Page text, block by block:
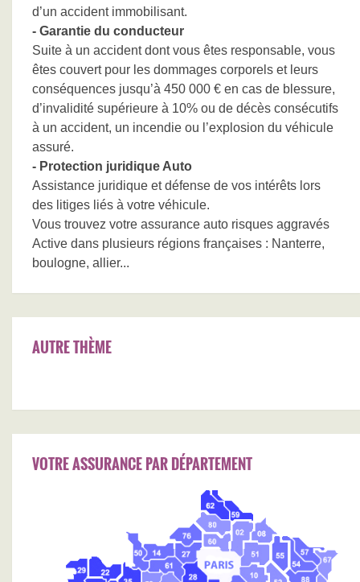
d’un accident immobilisant.
- Garantie du conducteur
Suite à un accident dont vous êtes responsable, vous
êtes couvert pour les dommages corporels et leurs
conséquences jusqu’à 450 000 € en cas de blessure,
d’invalidité supérieure à 10% ou de décès consécutifs
à un accident, un incendie ou l’explosion du véhicule
assuré.
- Protection juridique Auto
Assistance juridique et défense de vos intérêts lors
des litiges liés à votre véhicule.
Vous trouvez votre assurance auto risques aggravés
Active dans plusieurs régions françaises : Nanterre,
boulogne, allier...
AUTRE THÈME
VOTRE ASSURANCE PAR DÉPARTEMENT